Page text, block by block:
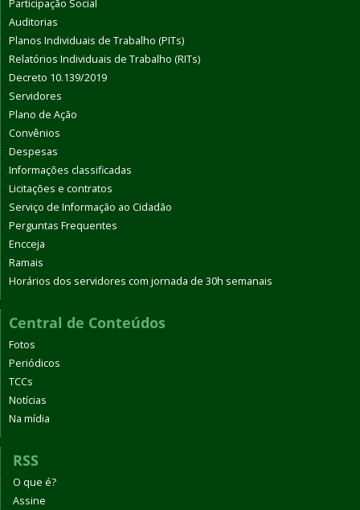
Participação Social
Auditorias
Planos Individuais de Trabalho (PITs)
Relatórios Individuais de Trabalho (RITs)
Decreto 10.139/2019
Servidores
Plano de Ação
Convênios
Despesas
Informações classificadas
Licitações e contratos
Serviço de Informação ao Cidadão
Perguntas Frequentes
Encceja
Ramais
Horários dos servidores com jornada de 30h semanais
Central de Conteúdos
Fotos
Periódicos
TCCs
Notícias
Na mídia
RSS
O que é?
Assine